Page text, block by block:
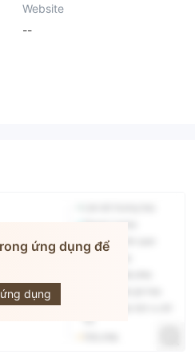
Website
--
ứng dụng để
dụng